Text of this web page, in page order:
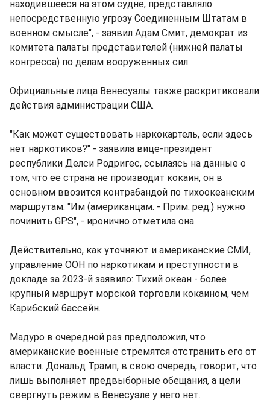
находившееся на этом судне, представляло
непосредственную угрозу Соединенным Штатам в
военном смысле", - заявил Адам Смит, демократ из
комитета палаты представителей (нижней палаты
конгресса) по делам вооруженных сил.
Официальные лица Венесуэлы также раскритиковали
действия администрации США.
"Как может существовать наркокартель, если здесь
нет наркотиков?" - заявила вице-президент
республики Делси Родригес, ссылаясь на данные о
том, что ее страна не производит кокаин, он в
основном ввозится контрабандой по тихоокеанским
маршрутам. "Им (американцам. - Прим. ред.) нужно
починить GPS", - иронично отметила она.
Действительно, как уточняют и американские СМИ,
управление ООН по наркотикам и преступности в
докладе за 2023-й заявило: Тихий океан - более
крупный маршрут морской торговли кокаином, чем
Карибский бассейн.
Мадуро в очередной раз предположил, что
американские военные стремятся отстранить его от
власти. Дональд Трамп, в свою очередь, говорит, что
лишь выполняет предвыборные обещания, а цели
свергнуть режим в Венесуэле у него нет.